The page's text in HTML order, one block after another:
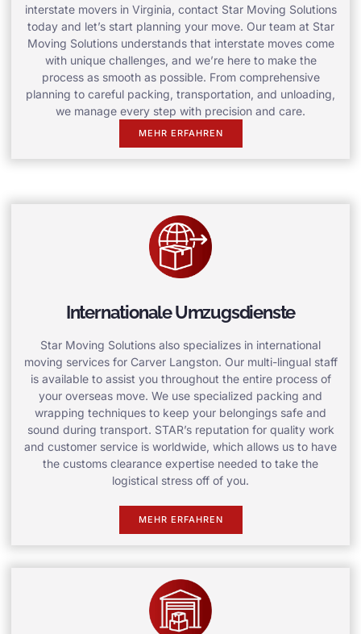
interstate movers in Virginia, contact Star Moving Solutions
today and let’s start planning your move. Our team at Star
Moving Solutions understands that interstate moves come
with unique challenges, and we’re here to make the
process as smooth as possible. From comprehensive
planning to careful packing, transportation, and unloading,
we manage every step with precision and care.
MEHR ERFAHREN
Internationale Umzugsdienste
Star Moving Solutions also specializes in international
moving services for Carver Langston. Our multi-lingual staff
is available to assist you throughout the entire process of
your overseas move. We use specialized packing and
wrapping techniques to keep your belongings safe and
sound during transport. STAR’s reputation for quality work
and customer service is worldwide, which allows us to have
the customs clearance expertise needed to take the
logistical stress off of you.
MEHR ERFAHREN